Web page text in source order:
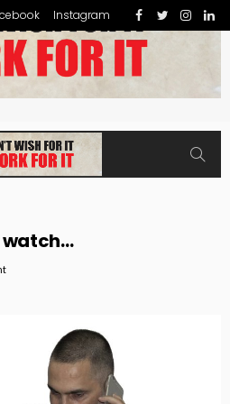
Instagram